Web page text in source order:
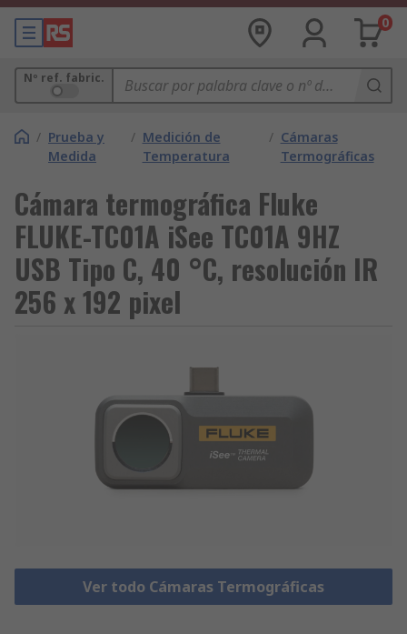
0
Nº ref. fabric.
/ Prueba y
Medida
/ Medición de
Temperatura
/ Cámaras
Termográficas
Cámara termográfica Fluke
FLUKE-TC01A iSee TC01A 9HZ
USB Tipo C, 40 °C, resolución IR
256 x 192 pixel
Ver todo Cámaras Termográficas